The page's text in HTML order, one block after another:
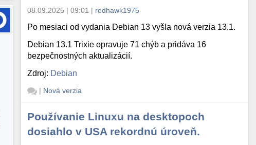
08.09.2025 | 09:01 | redhawk1975
Po mesiaci od vydania Debian 13 vyšla nová verzia 13.1.
Debian 13.1 Trixie opravuje 71 chýb a pridáva 16
bezpečnostných aktualizácií.
Zdroj: Debian
| Nová verzia
Používanie Linuxu na desktopoch
dosiahlo v USA rekordnú úroveň.